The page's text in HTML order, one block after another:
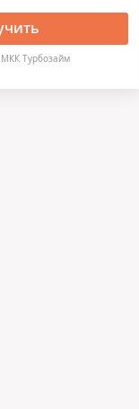
Турбозайм